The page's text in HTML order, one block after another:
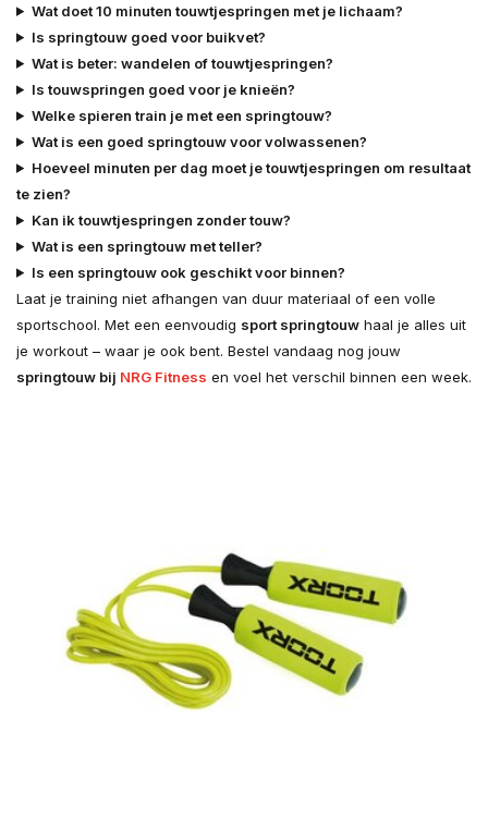
Wat doet 10 minuten touwtjespringen met je lichaam?
Is springtouw goed voor buikvet?
Wat is beter: wandelen of touwtjespringen?
Is touwspringen goed voor je knieën?
Welke spieren train je met een springtouw?
Wat is een goed springtouw voor volwassenen?
Hoeveel minuten per dag moet je touwtjespringen om resultaat
te zien?
Kan ik touwtjespringen zonder touw?
Wat is een springtouw met teller?
Is een springtouw ook geschikt voor binnen?
Laat je training niet afhangen van duur materiaal of een volle
sportschool. Met een eenvoudig sport springtouw haal je alles uit
je workout – waar je ook bent. Bestel vandaag nog jouw
springtouw bij NRG Fitness en voel het verschil binnen een week.